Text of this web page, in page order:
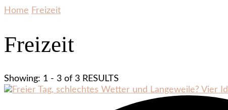
Home Freizeit
Freizeit
Showing: 1 - 3 of 3 RESULTS